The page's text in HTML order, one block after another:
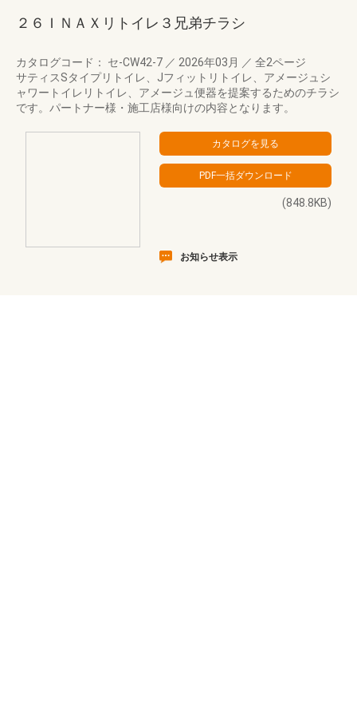
２６ＩＮＡＸリトイレ３兄弟チラシ
カタログコード： セ-CW42-7 ／ 2026年03月 ／ 全2ページ
サティスSタイプリトイレ、Jフィットリトイレ、アメージュシ
ャワートイレリトイレ、アメージュ便器を提案するためのチラシ
です。パートナー様・施工店様向けの内容となります。
(848.8KB)
お知らせ表示